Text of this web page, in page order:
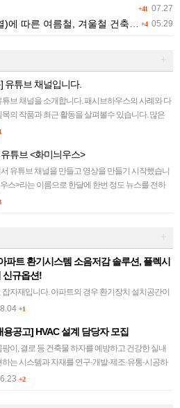
+41 07.27
+4 05.29
여름철, 겨울철 건축물 적외선 촬영
유튜브 채널입니다.
브 채널을 소개합니다. 패시브하우스의 사례와 다
목의 작품과 최근 활동을 살펴볼수 있습니다. 많은
니다~ ||||||||||||
튜브 <화미늬우스>
유튜브 채널을 만들고 영상을 만들기 시작했습니
스>라는 이름으로 한달에 한번 정도 뉴스를 전하
은 관심 부탁드립니다~~ ||||||||||||
파트 환기시스템 소음저감 솔루션, 플렉시
신규옵션!
자재입니다. 아파트의 경우 환기장치 설치공간이
기 적용이 안 된 세대가 대부분입니다. 환기장치의
블 소음기의 규격을…
+1
용공고] HVAC 설계 담당자 모집
이, 결로 등 건축물 하자를 예방하고 건강한 실내
는 시스템과 자재를 연구·개발·제조·유통·시공하
. 앞으로의 도전을 함께할 새로운 동료를 기다립니
+2